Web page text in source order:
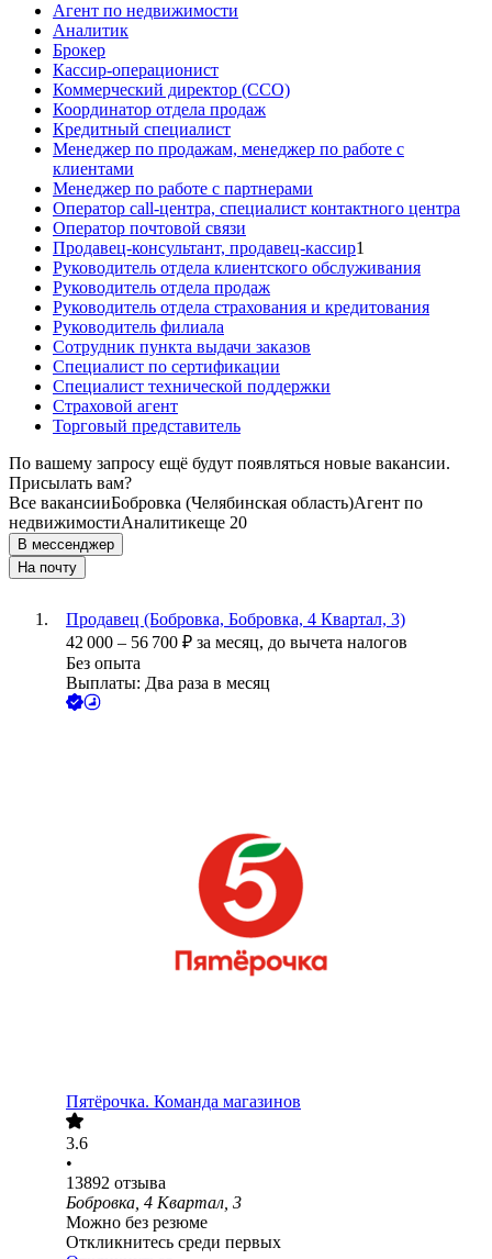
Агент по недвижимости
Аналитик
Брокер
Кассир-операционист
Коммерческий директор (CCO)
Координатор отдела продаж
Кредитный специалист
Менеджер по продажам, менеджер по работе с
клиентами
Менеджер по работе с партнерами
Оператор call-центра, специалист контактного центра
Оператор почтовой связи
Продавец-консультант, продавец-кассир1
Руководитель отдела клиентского обслуживания
Руководитель отдела продаж
Руководитель отдела страхования и кредитования
Руководитель филиала
Сотрудник пункта выдачи заказов
Специалист по сертификации
Специалист технической поддержки
Страховой агент
Торговый представитель
По вашему запросу ещё будут появляться новые вакансии.
Присылать вам?
Все вакансииБобровка (Челябинская область)Агент по
недвижимостиАналитикеще 20
В мессенджер
На почту
Продавец (Бобровка, Бобровка, 4 Квартал, 3)
42 000 – 56 700 ₽ за месяц, до вычета налогов
Без опыта
Выплаты: Два раза в месяц
Пятёрочка. Команда магазинов
3.6
•
13892 отзыва
Бобровка, 4 Квартал, 3
Можно без резюме
Откликнитесь среди первых